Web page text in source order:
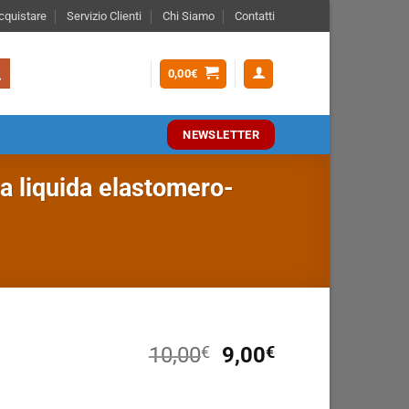
Servizio Clienti Chi Siamo Contatti
0,00€
NEWSLETTER
liquida elastomero-
10,00€
Il
9,00€Il